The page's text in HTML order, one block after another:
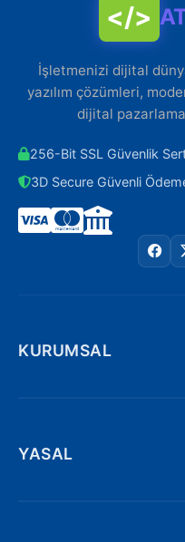
</>
İşletmenizi dijital
yazılım çözümleri,
dijital
256-Bit SSL Güvenlik
3D Secure Güvenli
KURUMSAL
YASAL